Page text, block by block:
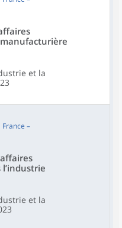
et la
France –
et la